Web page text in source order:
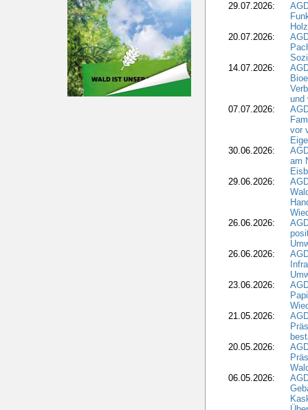
29.07.2026:
20.07.2026:
14.07.2026:
und
07.07.2026:
vor
30.06.2026:
am
29.06.2026:
26.06.2026:
26.06.2026:
23.06.2026:
21.05.2026:
20.05.2026:
06.05.2026: